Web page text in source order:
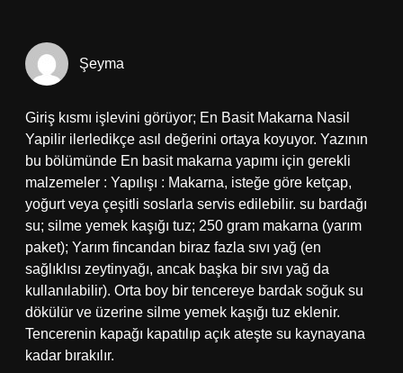
Şeyma
Giriş kısmı işlevini görüyor; En Basit Makarna Nasil
Yapilir ilerledikçe asıl değerini ortaya koyuyor. Yazının
bu bölümünde En basit makarna yapımı için gerekli
malzemeler : Yapılışı : Makarna, isteğe göre ketçap,
yoğurt veya çeşitli soslarla servis edilebilir. su bardağı
su; silme yemek kaşığı tuz; 250 gram makarna (yarım
paket); Yarım fincandan biraz fazla sıvı yağ (en
sağlıklısı zeytinyağı, ancak başka bir sıvı yağ da
kullanılabilir). Orta boy bir tencereye bardak soğuk su
dökülür ve üzerine silme yemek kaşığı tuz eklenir.
Tencerenin kapağı kapatılıp açık ateşte su kaynayana
kadar bırakılır.